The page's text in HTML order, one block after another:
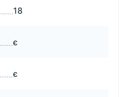
18
є
є